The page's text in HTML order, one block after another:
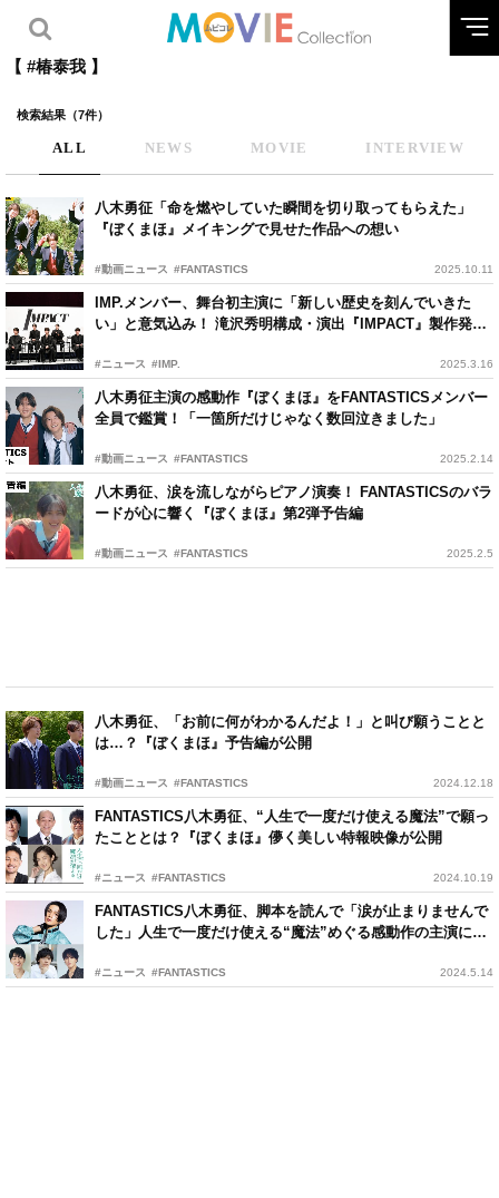
【 #椿泰我 】
検索結果（7件）
ALL NEWS MOVIE INTERVIEW
八木勇征「命を燃やしていた瞬間を切り取ってもらえた」
『ぼくまほ』メイキングで見せた作品への想い
#動画ニュース #FANTASTICS 2025.10.11
IMP.メンバー、舞台初主演に「新しい歴史を刻んでいきた
い」と意気込み！ 滝沢秀明構成・演出『IMPACT』製作発表
#ニュース #IMP. 2025.3.16
八木勇征主演の感動作『ぼくまほ』をFANTASTICSメンバー
全員で鑑賞！「一箇所だけじゃなく数回泣きました」
#動画ニュース #FANTASTICS 2025.2.14
八木勇征、涙を流しながらピアノ演奏！ FANTASTICSのバラ
ードが心に響く『ぼくまほ』第2弾予告編
#動画ニュース #FANTASTICS 2025.2.5
八木勇征、「お前に何がわかるんだよ！」と叫び願うことと
は…？『ぼくまほ』予告編が公開
#動画ニュース #FANTASTICS 2024.12.18
FANTASTICS八木勇征、“人生で一度だけ使える魔法”で願っ
たこととは？『ぼくまほ』儚く美しい特報映像が公開
#ニュース #FANTASTICS 2024.10.19
FANTASTICS八木勇征、脚本を読んで「涙が止まりませんで
した」人生で一度だけ使える“魔法”めぐる感動作の主演に決
#ニュース #FANTASTICS 2024.5.14